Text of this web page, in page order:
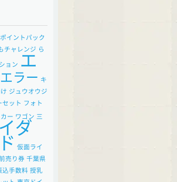
ポイントパック
チャレンジ ら
ョン エ
エラー キ
ジュウオウジ
セット フォト
ー ワゴン 三
ダ
仮面ライ
売り券 千葉県
込手数料 授乳